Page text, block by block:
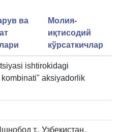
ва
Молия-
иқтисодий
кўрсаткичлар
ishtirokidagi
aksiyadorlik
т., Узбекистан,